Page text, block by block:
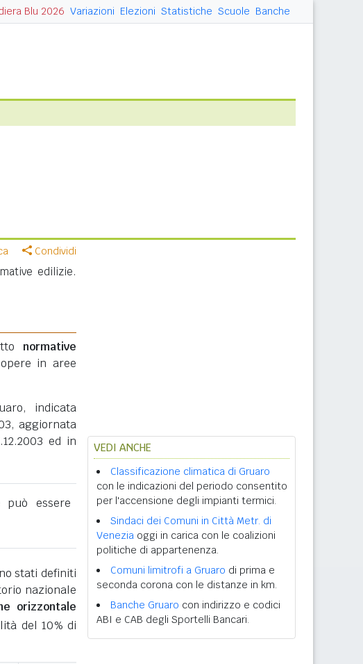
Blu 2026 Variazioni Elezioni Statistiche Scuole Banche
Condividi
edilizie.
normative
in aree
indicata
aggiornata
ed in
può essere
stati definiti
nazionale
orizzontale
del 10% di
VEDI ANCHE
Classificazione climatica di Gruaro
con le indicazioni del periodo consentito
per l'accensione degli impianti termici.
Sindaci dei Comuni in Città Metr. di
Venezia oggi in carica con le coalizioni
politiche di appartenenza.
Comuni limitrofi a Gruaro di prima e
seconda corona con le distanze in km.
Banche Gruaro con indirizzo e codici
ABI e CAB degli Sportelli Bancari.